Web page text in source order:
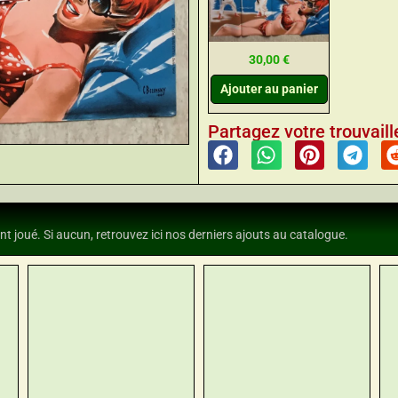
30,00€
Ajouter au panier
Partagez votre
joué. Si aucun, retrouvez ici nos derniers ajouts au catalogue.